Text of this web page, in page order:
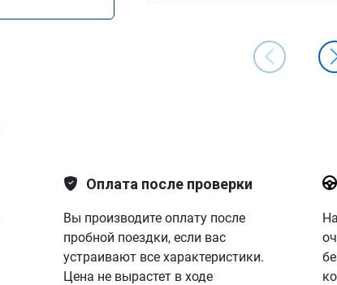
Оплата после проверки
Вы производите оплату после
пробной поездки, если вас
устраивают все характеристики.
Цена не вырастет в ходе